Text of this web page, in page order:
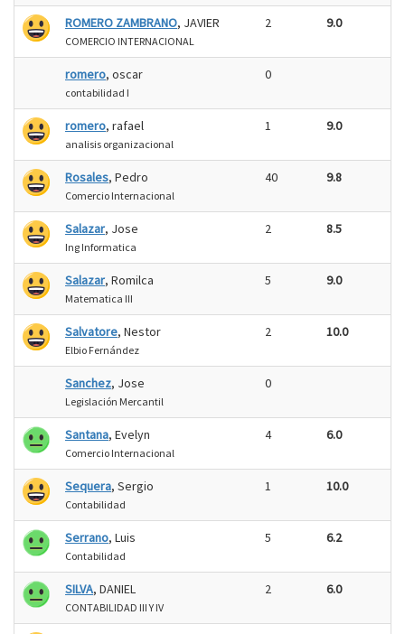
ROMERO ZAMBRANO, JAVIER
COMERCIO INTERNACIONAL
2 9.0
romero, oscar
contabilidad I
0
romero, rafael
analisis organizacional
1 9.0
Rosales, Pedro
Comercio Internacional
40 9.8
Salazar, Jose
Ing Informatica
2 8.5
Salazar, Romilca
Matematica III
5 9.0
Salvatore, Nestor
Elbio Fernández
2 10.0
Sanchez, Jose
Legislación Mercantil
0
Santana, Evelyn
Comercio Internacional
4 6.0
Sequera, Sergio
Contabilidad
1 10.0
Serrano, Luis
Contabilidad
5 6.2
SILVA, DANIEL
CONTABILIDAD III Y IV
2 6.0